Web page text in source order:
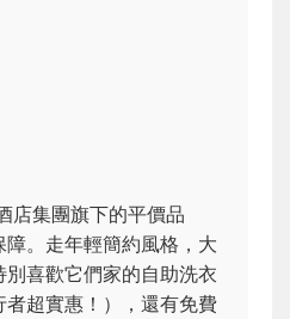
店集團旗下的平價品
。走年輕簡約風格，大
喜歡它們家的自助洗衣
者超實惠！），還有免費